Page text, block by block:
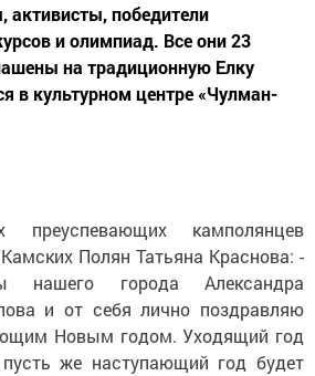
активисты, победители
и олимпиад. Все они 23
на традиционную Елку
в культурном центре «Чулман-
преуспевающих камполянцев
Полян Татьяна Краснова: -
города Александра
и от себя лично поздравляю
Новым годом. Уходящий год
же наступающий год будет